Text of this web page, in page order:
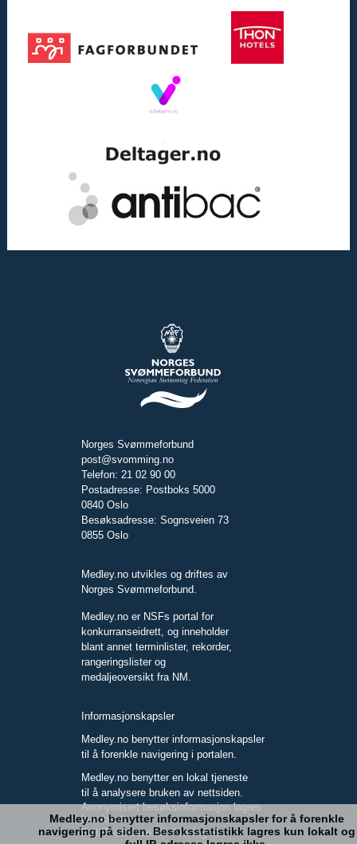
Norges Svømmeforbund
post@svomming.no
Telefon: 21 02 90 00
Postadresse: Postboks 5000
0840 Oslo
Besøksadresse: Sognsveien 73
0855 Oslo
Medley.no utvikles og driftes av
Norges Svømmeforbund.
Medley.no er NSFs portal for
konkurranseidrett, og inneholder
blant annet terminlister, rekorder,
rangeringslister og
medaljeoversikt fra NM.
Informasjonskapsler
Medley.no benytter informasjonskapsler
til å forenkle navigering i portalen.
Medley.no benytter en lokal tjeneste
til å analysere bruken av nettsiden.
Anonymisert besøksinformasjon lagres
kun lokalt.
Full IP-adresse blir ikke lagret.
Medley.no benytter informasjonskapsler for å forenkle
navigering på siden. Besøksstatistikk lagres kun lokalt og